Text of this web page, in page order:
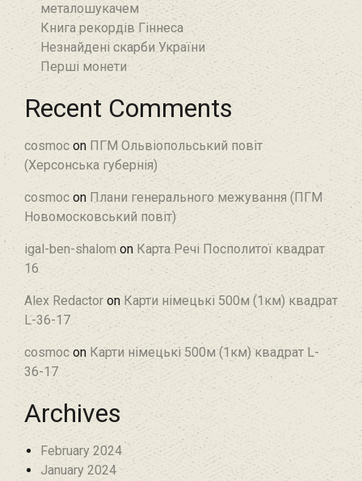
металошукачем
Книга рекордів Гіннеса
Незнайдені скарби України
Перші монети
Recent Comments
cosmoc on ПГМ Ольвіопольський повіт
(Херсонська губернія)
cosmoc on Плани генерального межування (ПГМ
Новомосковський повіт)
igal-ben-shalomon Карта Речі Посполитої квадрат
16
Alex RedactoronКарти німецькі 500м (1км) квадрат
L-36-17
cosmoc on Карти німецькі 500м (1км) квадрат L-
36-17
Archives
February 2024
January 2024